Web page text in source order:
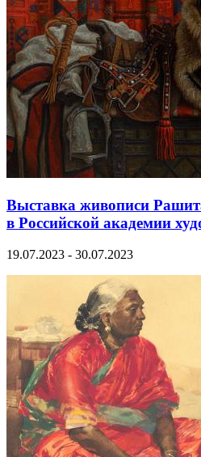
Выставка живописи
в Российской академии
19.07.2023 - 30.07.2023